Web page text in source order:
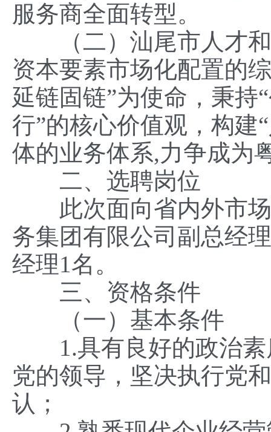
服务商全面转型。
（二）汕尾市人才和
资本要素市场化配置的
延链固链”为使命，秉持
行”的核心价值观，构建
体的业务体系,力争成为
二、选聘岗位
此次面向省内外市场
务集团有限公司副总经
经理1名。
三、资格条件
（一）基本条件
1.具有良好的政治素
党的领导，坚决执行党
认；